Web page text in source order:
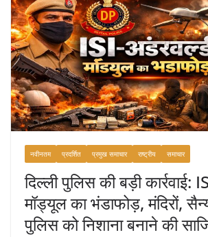
नवीनतम प्रदर्शित प्रमुख समाचार राष्ट्रीय समाचार
दिल्ली पुलिस की बड़ी कार्रवाई:
मॉड्यूल का भंडाफोड़, मंदिरों,
पुलिस को निशाना बनाने की